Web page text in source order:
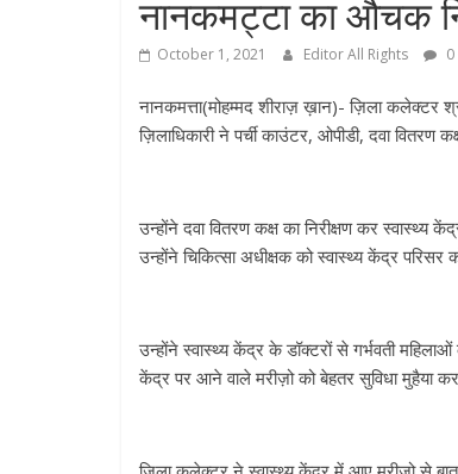
नानकमट्टा का औचक
October 1, 2021 Editor All Rights
नानकमत्ता(मोहम्मद शीराज़ ख़ान)- ज़िला कलेक्टर
ज़िलाधिकारी ने पर्ची काउंटर, ओपीडी, दवा
उन्होंने दवा वितरण कक्ष का निरीक्षण कर
उन्होंने चिकित्सा अधीक्षक को स्वास्थ्य केंद्र
उन्होंने स्वास्थ्य केंद्र के डॉक्टरों से गर्भवती
केंद्र पर आने वाले मरीज़ो को बेहतर सुविधा मुहैया